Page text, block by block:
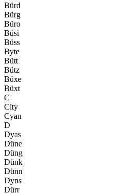
Bürd
Bürg
Büro
Büsi
Büss
Byte
Bütt
Bütz
Büxe
Büxt
C
City
Cyan
D
Dyas
Düne
Düng
Dünk
Dünn
Dyns
Dürr